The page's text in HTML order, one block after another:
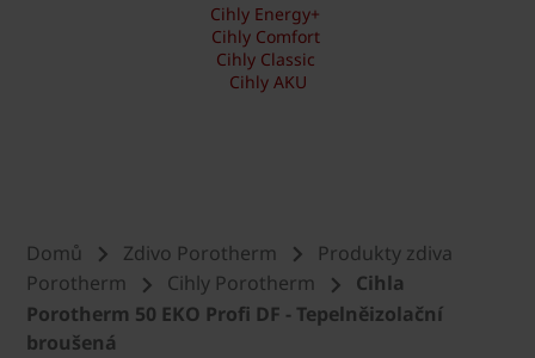
Cihly Energy+
Cihly Comfort
Cihly Classic
Cihly AKU
Domů Zdivo Porotherm
Produkty zdiva
Porotherm
Cihly Porotherm
Cihla
Porotherm 50 EKO Profi DF - Tepelněizolační
broušená